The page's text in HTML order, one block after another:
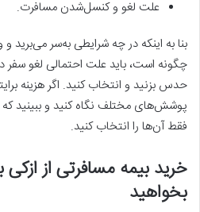
علت لغو و کنسل‌شدن مسافرت.
بنا به اینکه در چه شرایطی به‌سر می‌برید
چگونه است، باید علت احتمالی لغو
حدس بزنید و انتخاب کنید. اگر هزینه
پوشش‌های مختلف نگاه کنید و ببینید که
فقط آن‌ها را انتخاب کنید.
خرید بیمه مسافرتی از
بخواهید